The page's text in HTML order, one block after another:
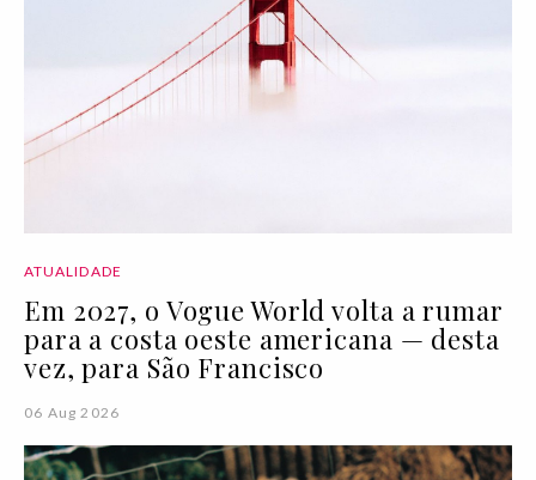
ATUALIDADE
Em 2027, o Vogue World volta a rumar
para a costa oeste americana — desta
vez, para São Francisco
06 Aug 2026